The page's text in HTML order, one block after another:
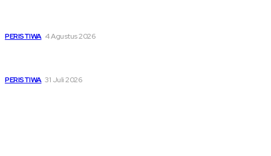
PERISTIWA 4 Agustus 2026
PERISTIWA 31 Juli 2026